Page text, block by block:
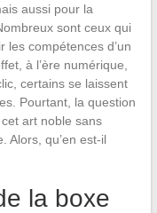
aussi pour la
sont ceux qui
les compétences d’un
à l’ère numérique,
certains se laissent
Pourtant, la question
art noble sans
Alors, qu’en est-il
la boxe